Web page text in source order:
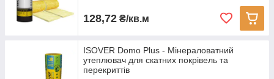
128,72 ₴/кв.м
ISOVER Domo Plus - Мінераловатний
утеплювач для скатних покрівель та
перекриттів